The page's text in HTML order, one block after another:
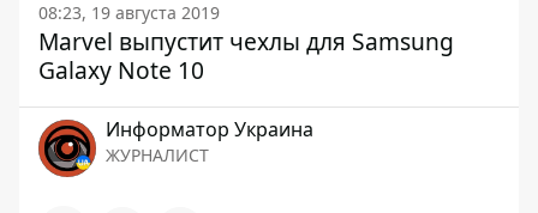
08:23, 19 августа 2019
Marvel выпустит чехлы для Samsung
Galaxy Note 10
Информатор Украина
ЖУРНАЛИСТ